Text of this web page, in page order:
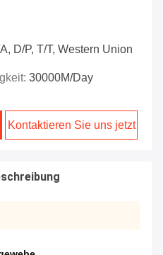
D/P, T/T, Western Union
30000M/day
Kontaktieren Sie uns jetzt